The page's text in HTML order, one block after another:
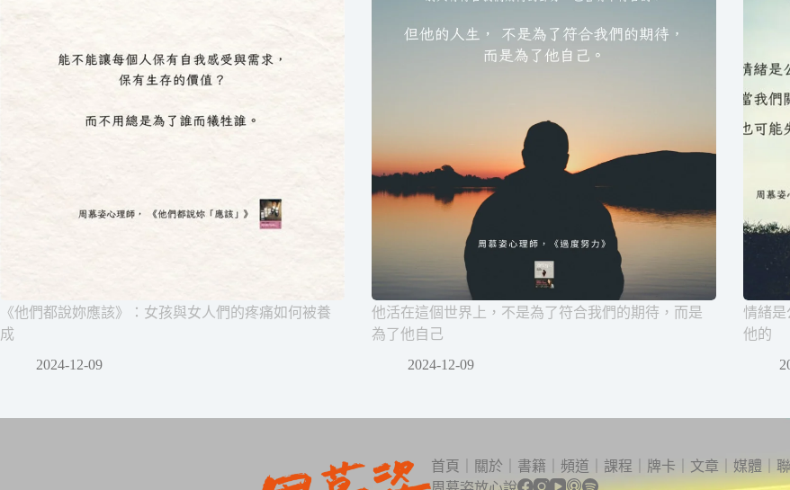
《他們都說妳應該》：女孩與女人們的疼痛如何被養
成
2024-12-09
他活在這個世界上，不是為了符合我們的期待，而是
為了他自己
2024-12-09
情緒是
他的
首頁 關於 書籍 頻道 課程 牌卡 文章 媒體